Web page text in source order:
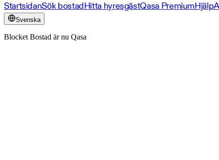
StartsidanSök bostadHitta hyresgästQasa PremiumHjälp
Svenska
Blocket Bostad är nu Qasa